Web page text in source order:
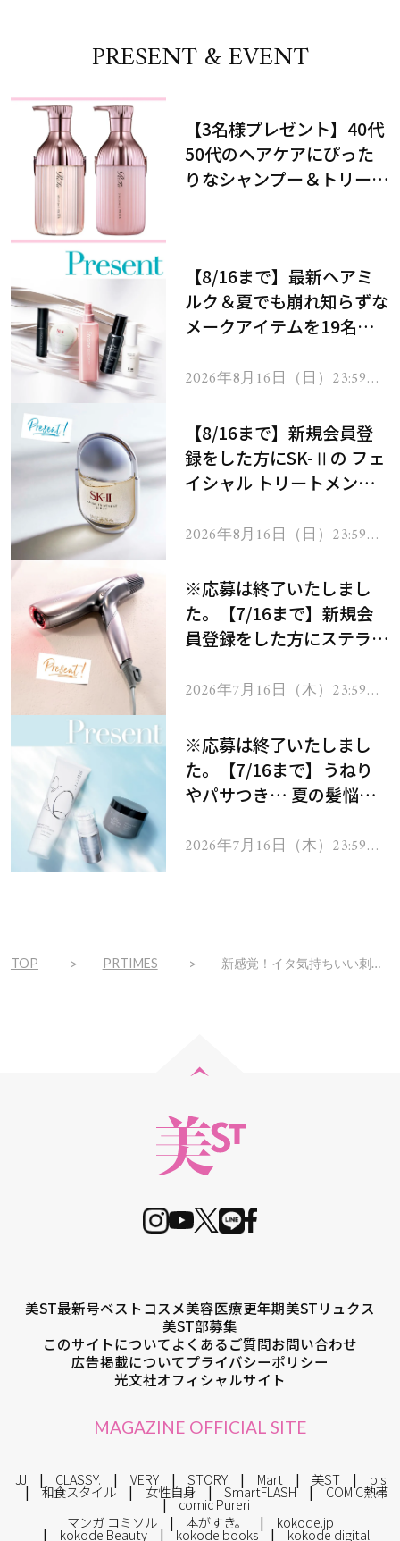
PRESENT & EVENT
【3名様プレゼント】40代
50代のヘアケアにぴった
りなシャンプー＆トリート
【8/16まで】最新ヘアミ
ルク＆夏でも崩れ知らずな
メークアイテムを19名様
2026年8月16日（日）23:59ま
【8/16まで】新規会員登
録をした方にSK-Ⅱの フェ
イシャル トリートメント
2026年8月16日（日）23:59ま
※応募は終了いたしまし
た。【7/16まで】新規会
員登録をした方にステラボ
ヘアドライヤー ジュエル
2026年7月16日（木）23:59ま
※応募は終了いたしまし
た。【7/16まで】うねり
やパサつき… 夏の髪悩み
ムを13名様にプレゼン
2026年7月16日（木）23:59ま
TOP PRTIMES 新感覚！イタ気持ちいい刺激で髪の毛、顔まわりをビューティーアップ！「Tik Tik バンバン！」を3月5日より発売
美ST最新号ベストコスメ美容医療更年期美STリュクス
美ST部募集
このサイトについてよくあるご質問お問い合わせ
広告掲載についてプライバシーポリシー
光文社オフィシャルサイト
MAGAZINE OFFICIAL SITE
JJ CLASSY. VERY STORY Mart 美ST bis
和食スタイル 女性自身 SmartFLASH COMIC熱帯
comic Pureri
マンガ コミソル
本がすき。 kokode.jp
kokode Beauty kokode books kokode digital